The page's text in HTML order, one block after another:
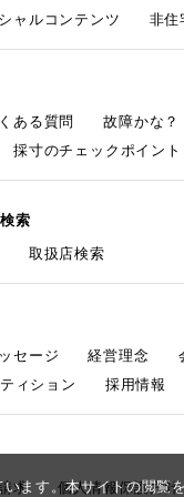
ます。本サイトの閲
ャルコンテンツ 非住
ある質問 故障かな？
採寸のチェックポイント
索
取扱店検索
セージ 経営理念
ィション
採用情報
求 個人情報保護方針